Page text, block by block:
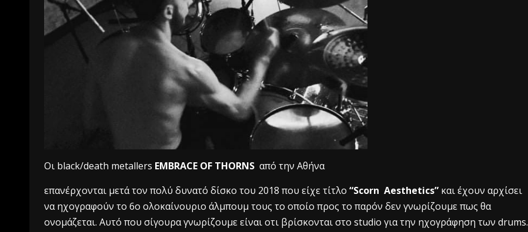
Οι black/death metallers EMBRACE OF THORNS από την Αθήνα
επανέρχονται μετά τον πολύ δυνατό δίσκο του 2018 που είχε τίτλο “Scorn Aesthetics” και έχουν αρχίσει
να ηχογραφούν το 6ο ολοκαίνουριο άλμπουμ τους το οποίο προς το παρόν δεν γνωρίζουμε πως θα
ονομάζεται. Αυτό που σίγουρα γνωρίζουμε είναι οτι βρίσκονται στο studio για την ηχογράφηση των drums.